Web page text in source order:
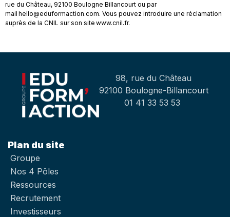
rue du Château, 92100 Boulogne Billancourt ou par
mail hello@eduformaction.com. Vous pouvez introduire une réclamation
auprès de la CNIL sur son site www.cnil.fr.
98, rue du Château
92100 Boulogne-Billancourt
01 41 33 53 53
Plan du site
Groupe
Nos 4 Pôles
Ressources
Recrutement
Investisseurs